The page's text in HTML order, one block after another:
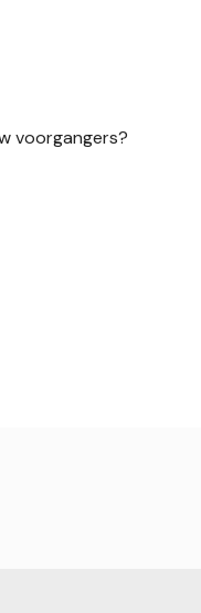
voorgangers?